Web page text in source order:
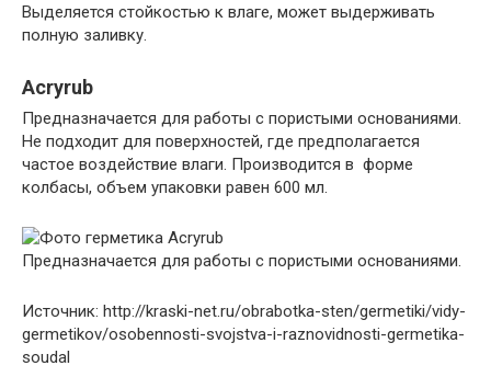
Выделяется стойкостью к влаге, может выдерживать
полную заливку.
Acryrub
Предназначается для работы с пористыми основаниями.
Не подходит для поверхностей, где предполагается
частое воздействие влаги. Производится в форме
колбасы, объем упаковки равен 600 мл.
Предназначается для работы с пористыми основаниями.
Источник: http://kraski-net.ru/obrabotka-sten/germetiki/vidy-
germetikov/osobennosti-svojstva-i-raznovidnosti-germetika-
soudal